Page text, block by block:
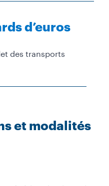
d’euros
des transports
et modalités